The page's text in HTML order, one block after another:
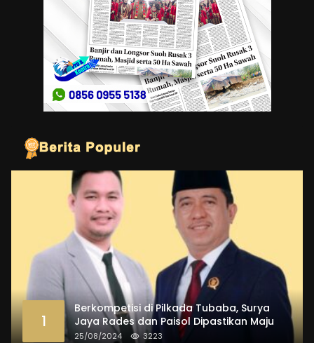
1
Berkompetisi di Pilkada Tubaba, Surya
Jaya Rades dan Paisol Dipastikan Maju
25/08/2024 3223